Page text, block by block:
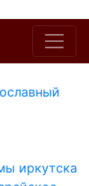
иркутска